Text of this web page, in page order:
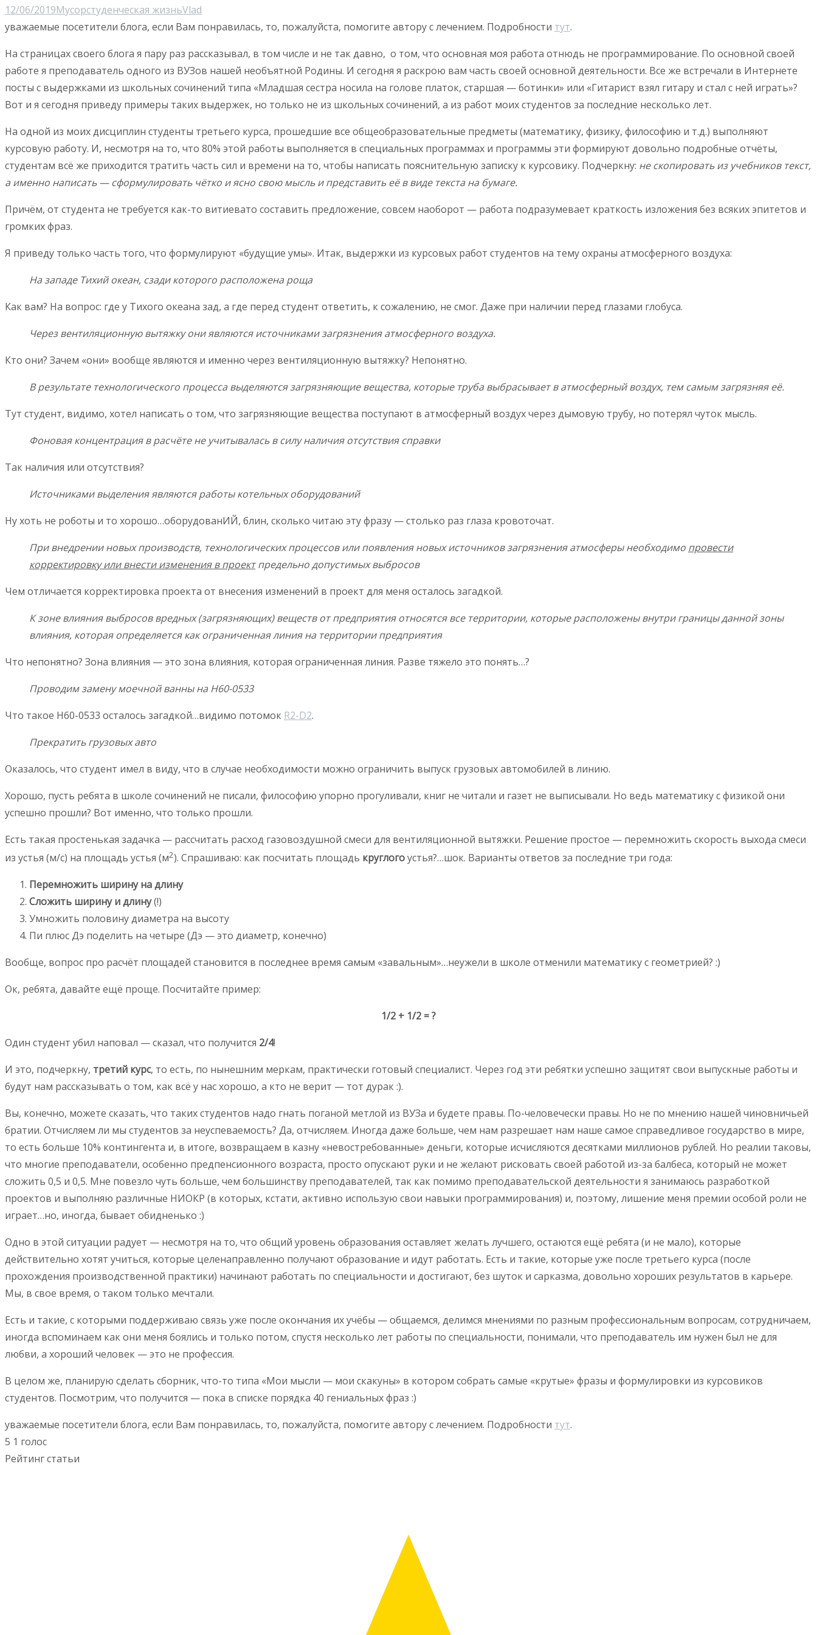
12/06/2019Мусорстуденческая жизньVlad
уважаемые посетители блога, если Вам понравилась, то, пожалуйста, помогите автору с лечением. Подробности тут.
На страницах своего блога я пару раз рассказывал, в том числе и не так давно, о том, что основная моя работа отнюдь не программирование. По основной своей
работе я преподаватель одного из ВУЗов нашей необъятной Родины. И сегодня я раскрою вам часть своей основной деятельности. Все же встречали в Интернете
посты с выдержками из школьных сочинений типа «Младшая сестра носила на голове платок, старшая — ботинки» или «Гитарист взял гитару и стал с ней играть»?
Вот и я сегодня приведу примеры таких выдержек, но только не из школьных сочинений, а из работ моих студентов за последние несколько лет.
На одной из моих дисциплин студенты третьего курса, прошедшие все общеобразовательные предметы (математику, физику, философию и т.д.) выполняют
курсовую работу. И, несмотря на то, что 80% этой работы выполняется в специальных программах и программы эти формируют довольно подробные отчёты,
студентам всё же приходится тратить часть сил и времени на то, чтобы написать пояснительную записку к курсовику. Подчеркну: не скопировать из учебников текст,
а именно написать — сформулировать чётко и ясно свою мысль и представить её в виде текста на бумаге.
Причём, от студента не требуется как-то витиевато составить предложение, совсем наоборот — работа подразумевает краткость изложения без всяких эпитетов и
громких фраз.
Я приведу только часть того, что формулируют «будущие умы». Итак, выдержки из курсовых работ студентов на тему охраны атмосферного воздуха:
На западе Тихий океан, сзади которого расположена роща
Как вам? На вопрос: где у Тихого океана зад, а где перед студент ответить, к сожалению, не смог. Даже при наличии перед глазами глобуса.
Через вентиляционную вытяжку они являются источниками загрязнения атмосферного воздуха.
Кто они? Зачем «они» вообще являются и именно через вентиляционную вытяжку? Непонятно.
В результате технологического процесса выделяются загрязняющие вещества, которые труба выбрасывает в атмосферный воздух, тем самым загрязняя её.
Тут студент, видимо, хотел написать о том, что загрязняющие вещества поступают в атмосферный воздух через дымовую трубу, но потерял чуток мысль.
Фоновая концентрация в расчёте не учитывалась в силу наличия отсутствия справки
Так наличия или отсутствия?
Источниками выделения являются работы котельных оборудований
Ну хоть не роботы и то хорошо…оборудованИЙ, блин, сколько читаю эту фразу — столько раз глаза кровоточат.
При внедрении новых производств, технологических процессов или появления новых источников загрязнения атмосферы необходимо провести
корректировку или внести изменения в проектпредельно допустимых выбросов
Чем отличается корректировка проекта от внесения изменений в проект для меня осталось загадкой.
К зоне влияния выбросов вредных (загрязняющих) веществ от предприятия относятся все территории, которые расположены внутри границы данной зоны
влияния, которая определяется как ограниченная линия на территории предприятия
Что непонятно? Зона влияния — это зона влияния, которая ограниченная линия. Разве тяжело это понять…?
Проводим замену моечной ванны на Н60-0533
Что такое Н60-0533 осталось загадкой…видимо потомок R2-D2.
Прекратить грузовых авто
Оказалось, что студент имел в виду, что в случае необходимости можно ограничить выпуск грузовых автомобилей в линию.
Хорошо, пусть ребята в школе сочинений не писали, философию упорно прогуливали, книг не читали и газет не выписывали. Но ведь математику с физикой они
успешно прошли? Вот именно, что только прошли.
Есть такая простенькая задачка — рассчитать расход газовоздушной смеси для вентиляционной вытяжки. Решение простое — перемножить скорость выхода смеси
из устья (м/с) на площадь устья (м2). Спрашиваю: как посчитать площадь круглогоустья?…шок. Варианты ответов за последние три года:
Перемножить ширину на длину
Сложить ширину и длину(!)
Умножить половину диаметра на высоту
Пи плюс Дэ поделить на четыре (Дэ — это диаметр, конечно)
Вообще, вопрос про расчёт площадей становится в последнее время самым «завальным»…неужели в школе отменили математику с геометрией? :)
Ок, ребята, давайте ещё проще. Посчитайте пример:
1/2 + 1/2 = ?
Один студент убил наповал — сказал, что получится 2/4!
И это, подчеркну, третий курс, то есть, по нынешним меркам, практически готовый специалист. Через год эти ребятки успешно защитят свои выпускные работы и
будут нам рассказывать о том, как всё у нас хорошо, а кто не верит — тот дурак :).
Вы, конечно, можете сказать, что таких студентов надо гнать поганой метлой из ВУЗа и будете правы. По-человечески правы. Но не по мнению нашей чиновничьей
братии. Отчисляем ли мы студентов за неуспеваемость? Да, отчисляем. Иногда даже больше, чем нам разрешает нам наше самое справедливое государство в мире,
то есть больше 10% контингента и, в итоге, возвращаем в казну «невостребованные» деньги, которые исчисляются десятками миллионов рублей. Но реалии таковы,
что многие преподаватели, особенно предпенсионного возраста, просто опускают руки и не желают рисковать своей работой из-за балбеса, который не может
сложить 0,5 и 0,5. Мне повезло чуть больше, чем большинству преподавателей, так как помимо преподавательской деятельности я занимаюсь разработкой
проектов и выполняю различные НИОКР (в которых, кстати, активно использую свои навыки программирования) и, поэтому, лишение меня премии особой роли не
играет…но, иногда, бывает обидненько :)
Одно в этой ситуации радует — несмотря на то, что общий уровень образования оставляет желать лучшего, остаются ещё ребята (и не мало), которые
действительно хотят учиться, которые целенаправленно получают образование и идут работать. Есть и такие, которые уже после третьего курса (после
прохождения производственной практики) начинают работать по специальности и достигают, без шуток и сарказма, довольно хороших результатов в карьере.
Мы, в свое время, о таком только мечтали.
Есть и такие, с которыми поддерживаю связь уже после окончания их учёбы — общаемся, делимся мнениями по разным профессиональным вопросам, сотрудничаем,
иногда вспоминаем как они меня боялись и только потом, спустя несколько лет работы по специальности, понимали, что преподаватель им нужен был не для
любви, а хороший человек — это не профессия.
В целом же, планирую сделать сборник, что-то типа «Мои мысли — мои скакуны» в котором собрать самые «крутые» фразы и формулировки из курсовиков
студентов. Посмотрим, что получится — пока в списке порядка 40 гениальных фраз :)
уважаемые посетители блога, если Вам понравилась, то, пожалуйста, помогите автору с лечением. Подробности тут.
5 1 голос
Рейтинг статьи